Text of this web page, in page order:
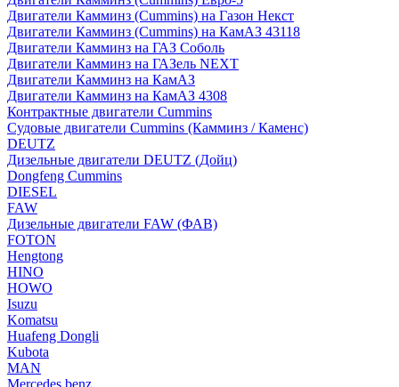
Двигатели Камминз (Cummins) на Газон Некст
Двигатели Камминз (Cummins) на КамАЗ 43118
Двигатели Камминз на ГАЗ Соболь
Двигатели Камминз на ГАЗель NEXT
Двигатели Камминз на КамАЗ
Двигатели Камминз на КамАЗ 4308
Контрактные двигатели Cummins
Судовые двигатели Cummins (Камминз / Каменс)
DEUTZ
Дизельные двигатели DEUTZ (Дойц)
Dongfeng Cummins
DIESEL
FAW
Дизельные двигатели FAW (ФАВ)
FOTON
Hengtong
HINO
HOWO
Isuzu
Komatsu
Huafeng Dongli
Kubota
MAN
Mercedes benz